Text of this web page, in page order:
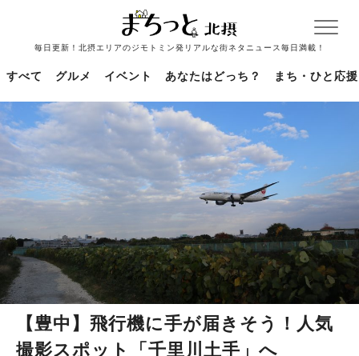
毎日更新！北摂エリアのジモトミン発リアルな街ネタニュース毎日満載！
すべて グルメ イベント あなたはどっち？ まち・ひと応援
【豊中】飛行機に手が届きそう！人気
撮影スポット「千里川土手」へ